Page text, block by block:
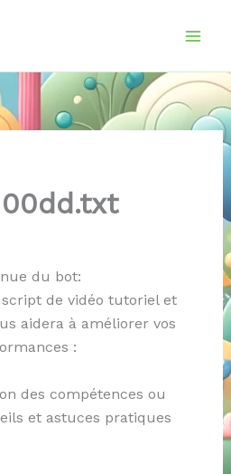
du bot:
de vidéo tutoriel et
aidera à améliorer vos
:
des compétences ou
et astuces pratiques